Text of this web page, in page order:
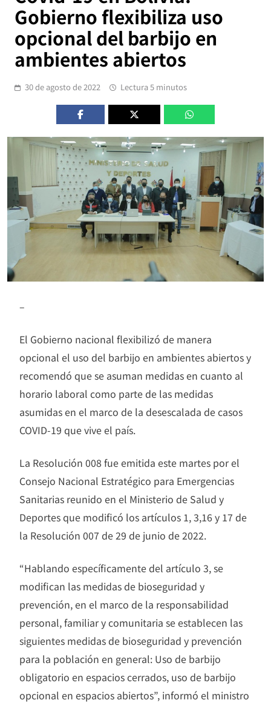
Gobierno flexibiliza uso
opcional del barbijo en
ambientes abiertos
30 de agosto de 2022 Lectura 5 minutos
–
El Gobierno nacional flexibilizó de manera
opcional el uso del barbijo en ambientes abiertos y
recomendó que se asuman medidas en cuanto al
horario laboral como parte de las medidas
asumidas en el marco de la desescalada de casos
COVID-19 que vive el país.
La Resolución 008 fue emitida este martes por el
Consejo Nacional Estratégico para Emergencias
Sanitarias reunido en el Ministerio de Salud y
Deportes que modificó los artículos 1, 3,16 y 17 de
la Resolución 007 de 29 de junio de 2022.
“Hablando específicamente del artículo 3, se
modifican las medidas de bioseguridad y
prevención, en el marco de la responsabilidad
personal, familiar y comunitaria se establecen las
siguientes medidas de bioseguridad y prevención
para la población en general: Uso de barbijo
obligatorio en espacios cerrados, uso de barbijo
opcional en espacios abiertos”, informó el ministro